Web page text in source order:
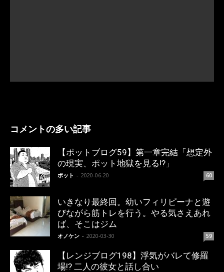
コメントの多い記事
【ポットブログ59】第一章完結「想定外
の現実、ポット地獄を見る!?」
ポット - 2020-06-20 60
いきなり最終回。幼いフィリピーナと遊
びながら筋トレを行う。やる気さえあれ
ば、そこはジム
オノケン - 2020-03-30 59
【レンジブログ198】浮気がバレて修羅
場!? 二人の彼女と話し合い